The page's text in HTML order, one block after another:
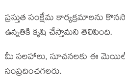
ప్రస్తుత సంక్షేమ కార్యక్రమాలను
ఉన్నతికి కృషి చేస్తామని తెలిపింది.
మీ సలహాలు, సూచనలకు ఈ
సంప్రదించగలరు.